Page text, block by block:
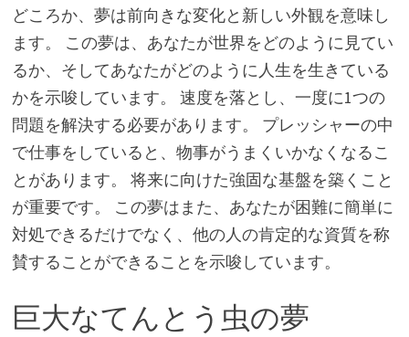
どころか、夢は前向きな変化と新しい外観を意味し
ます。 この夢は、あなたが世界をどのように見てい
るか、そしてあなたがどのように人生を生きている
かを示唆しています。 速度を落とし、一度に1つの
問題を解決する必要があります。 プレッシャーの中
で仕事をしていると、物事がうまくいかなくなるこ
とがあります。 将来に向けた強固な基盤を築くこと
が重要です。 この夢はまた、あなたが困難に簡単に
対処できるだけでなく、他の人の肯定的な資質を称
賛することができることを示唆しています。
巨大なてんとう虫の夢